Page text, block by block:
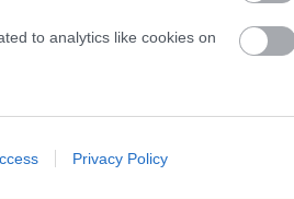
to analytics like cookies on
to functionality of the website
to personalization.
Privacy Policy
as Forddal,
akik 33,4
perccel